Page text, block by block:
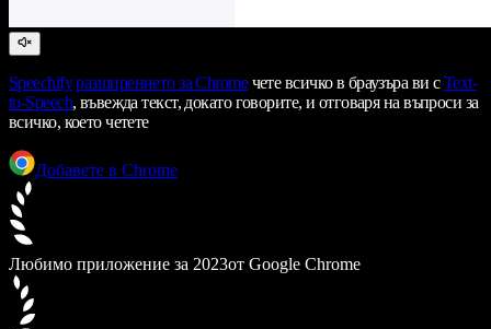
Speechify разширението за Chromeчете всичко в браузъра ви сText-
to-Speech, въвежда текст, докато говорите, и отговаря на въпроси за
всичко, което четете
Добавете в Chrome
Любимо приложение за 2023от Google Chrome